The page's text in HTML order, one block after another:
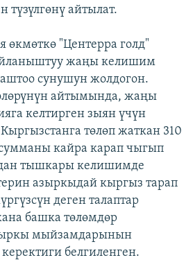
түзүлгөнү айтылат.
өкмөткө "Центерра голд"
жаңы келишим
сунушун жолдогон.
айтымында, жаңы
келтирген зыян үчүн
төлөп жаткан 310
кайра карап чыгып
тышкары келишимде
азыркыдай кыргыз тарап
деген талаптар
башка төлөмдөр
мыйзамдарынын
белгиленген.